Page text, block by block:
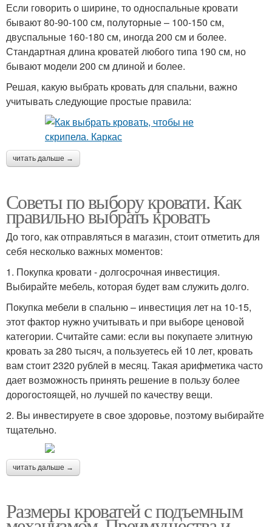
Если говорить о ширине, то односпальные кровати
бывают 80-90-100 см, полуторные – 100-150 см,
двуспальные 160-180 см, иногда 200 см и более.
Стандартная длина кроватей любого типа 190 см, но
бывают модели 200 см длиной и более.
Решая, какую выбрать кровать для спальни, важно
учитывать следующие простые правила:
читать дальше →
Советы по выбору кровати. Как
правильно выбрать кровать
До того, как отправляться в магазин, стоит отметить для
себя несколько важных моментов:
1. Покупка кровати - долгосрочная инвестиция.
Выбирайте мебель, которая будет вам служить долго.
Покупка мебели в спальню – инвестиция лет на 10-15,
этот фактор нужно учитывать и при выборе ценовой
категории. Считайте сами: если вы покупаете элитную
кровать за 280 тысяч, а пользуетесь ей 10 лет, кровать
вам стоит 2320 рублей в месяц. Такая арифметика часто
дает возможность принять решение в пользу более
дорогостоящей, но лучшей по качеству вещи.
2. Вы инвестируете в свое здоровье, поэтому выбирайте
тщательно.
читать дальше →
Размеры кроватей с подъемным